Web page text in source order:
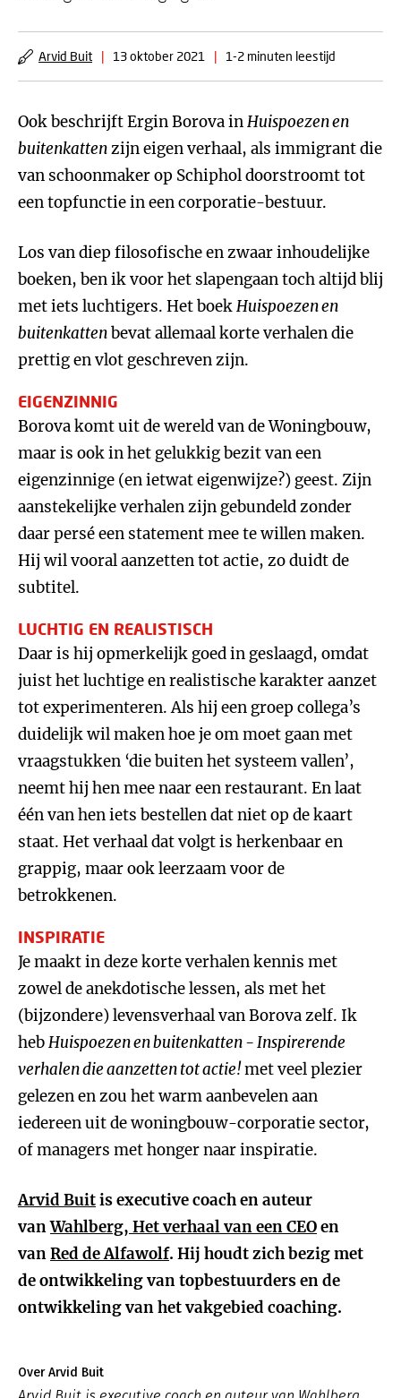
Arvid Buit | 13 oktober 2021 | 1-2 minuten leestijd
Ook beschrijft Ergin Borova inHuispoezen en
buitenkattenzijn eigen verhaal, als immigrant die
van schoonmaker op Schiphol doorstroomt tot
een topfunctie in een corporatie-bestuur.
Los van diep filosofische en zwaar inhoudelijke
boeken, ben ik voor het slapengaan toch altijd blij
met iets luchtigers. Het boekHuispoezen en
buitenkattenbevat allemaal korte verhalen die
prettig en vlot geschreven zijn.
EIGENZINNIG
Borova komt uit de wereld van de Woningbouw,
maar is ook in het gelukkig bezit van een
eigenzinnige (en ietwat eigenwijze?) geest. Zijn
aanstekelijke verhalen zijn gebundeld zonder
daar persé een statement mee te willen maken.
Hij wil vooral aanzetten tot actie, zo duidt de
subtitel.
LUCHTIG EN REALISTISCH
Daar is hij opmerkelijk goed in geslaagd, omdat
juist het luchtige en realistische karakter aanzet
tot experimenteren. Als hij een groep collega’s
duidelijk wil maken hoe je om moet gaan met
vraagstukken ‘die buiten het systeem vallen’,
neemt hij hen mee naar een restaurant. En laat
één van hen iets bestellen dat niet op de kaart
staat. Het verhaal dat volgt is herkenbaar en
grappig, maar ook leerzaam voor de
betrokkenen.
INSPIRATIE
Je maakt in deze korte verhalen kennis met
zowel de anekdotische lessen, als met het
(bijzondere) levensverhaal van Borova zelf. Ik
hebHuispoezen en buitenkatten - Inspirerende
verhalen die aanzetten tot actie!met veel plezier
gelezen en zou het warm aanbevelen aan
iedereen uit de woningbouw-corporatie sector,
of managers met honger naar inspiratie.
Arvid Buitis executive coach en auteur
vanWahlberg, Het verhaal van een CEOen
vanRed de Alfawolf. Hij houdt zich bezig met
de ontwikkeling van topbestuurders en de
ontwikkeling van het vakgebied coaching.
Over Arvid Buit